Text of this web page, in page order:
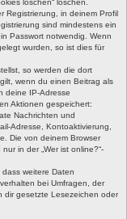
löschen“ löschen.
Registrierung, in deinem Profil
sind mindestens ein
Passwort notwendig. Wenn
wurden, so ist dies für
so werden die dort
wenn du einen Beitrag als
deine IP-Adresse
Aktionen gespeichert:
Nachrichten und
Adresse, Kontoaktivierung,
Die von deinem Browser
in der „Wer ist online?“-
weitere Daten
bei Umfragen, der
dir gesetzte Lesezeichen oder